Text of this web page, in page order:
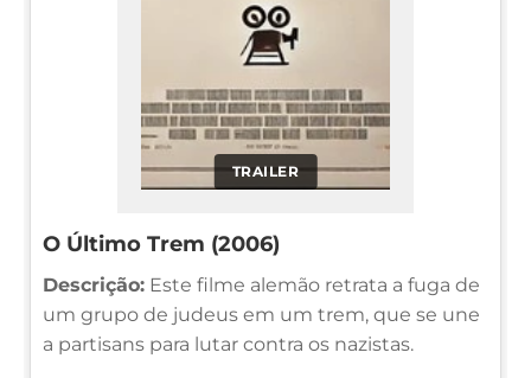
TRAILER
O Último Trem (2006)
Descrição: Este filme alemão retrata a fuga de
um grupo de judeus em um trem, que se une
a partisans para lutar contra os nazistas.